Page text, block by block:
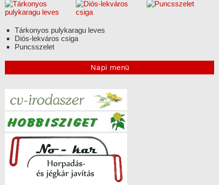
Tárkonyos pulykaragu leves
Diós-lekváros csiga
Puncsszelet
Napi menü